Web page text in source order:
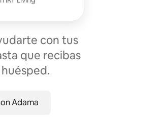
con tus
que recibas
Adama